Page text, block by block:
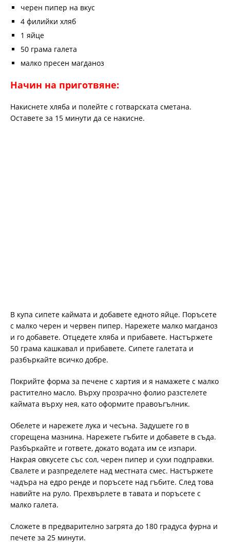
черен пипер на вкус
4 филийки хляб
1 яйце
50 грама галета
малко пресен магданоз
Начин на приготвяне:
Накиснете хляба и полейте с готварската сметана.
Оставете за 15 минути да се накисне.
В купа сипете каймата и добавете едното яйце. Поръсете
с малко черен и червен пипер. Нарежете малко магданоз
и го добавете. Отцедете хляба и прибавете. Настържете
50 грама кашкавал и прибавете. Сипете галетата и
разбъркайте всичко добре.
Покрийте форма за печене с хартия и я намажете с малко
растително масло. Върху прозрачно фолио разстелете
каймата върху нея, като оформите правоъгълник.
Обелете и нарежете лука и чесъна. Задушете го в
сгорещена мазнина. Нарежете гъбите и добавете в съда.
Разбъркайте и гответе, докато водата им се изпари.
Накрая овкусете със сол, черен пипер и сухи подправки.
Свалете и разпределете над местната смес. Настържете
чадъра на едро ренде и поръсете над гъбите. След това
навийте на руло. Прехвърлете в тавата и поръсете с
малко галета.
Сложете в предварително загрята до 180 градуса фурна и
печете за 25 минути.